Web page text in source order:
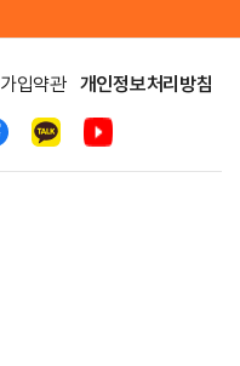
가입약관 개인정보처리방침